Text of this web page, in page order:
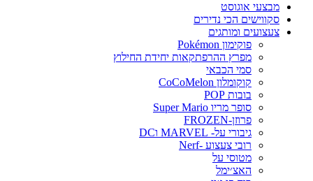
מבצעי אוגוסט
סקווישים הכי נדירים
צעצועים ומותגים
פוקימון Pokémon
מפרץ ההרפתקאות יחידת החילוץ
סמי הכבאי
קוקומלון CoCoMelon
בובות POP
סופר מריו Super Mario
פרוזן-FROZEN
גיבורי על- MARVEL וDC
רובי צעצוע -Nerf
מטוסי על
האצ׳ימל